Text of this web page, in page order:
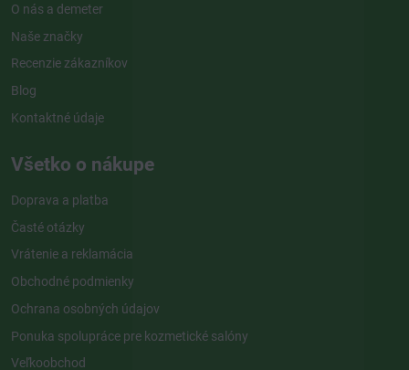
O nás a demeter
Naše značky
Recenzie zákazníkov
Blog
Kontaktné údaje
Všetko o nákupe
Doprava a platba
Časté otázky
Vrátenie a reklamácia
Obchodné podmienky
Ochrana osobných údajov
Ponuka spolupráce pre kozmetické salóny
Veľkoobchod